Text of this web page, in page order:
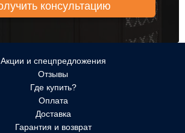
Акции и спецпредложения
Отзывы
Где купить?
Оплата
Доставка
Гарантия и возврат